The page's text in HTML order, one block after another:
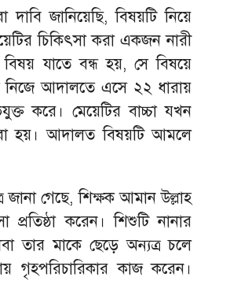
জানিয়েছি, বিষয়টি নিয়ে
চিকিৎসা করা একজন নারী
বিষয় যাতে বন্ধ হয়, সে বিষয়ে
নিজে আদালতে এসে ২২ ধারায়
করে। মেয়েটির বাচ্চা যখন
হয়। আদালত বিষয়টি আমলে
গেছে, শিক্ষক আমান উল্লাহ
করেন। শিশুটি নানার
তার মাকে ছেড়ে অন্যত্র চলে
গৃহপরিচারিকার কাজ করেন।